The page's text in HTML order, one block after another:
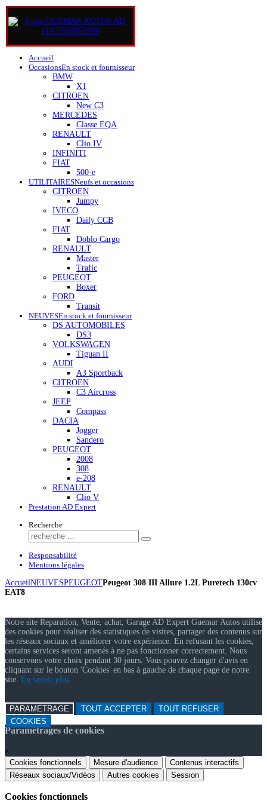
Accueil
OccasionsEn stock et fournisseur
BMW
X1
CITROEN
New C3
MERCEDES
Classe EQA
RENAULT
Clio IV
INFINITI
FIAT
500-e
UTILITAIRESNeufs et occasions
CITROEN
Jumpy
IVECO
Daily CCB
FIAT
Doblo Cargo
RENAULT
Master
Trafic
PEUGEOT
Boxer
FORD
Transit
NEUVESEn stock et fournisseur
DS AUTOMOBILES
DS3
VOLKSWAGEN
Tiguan II
AUDI
A3 Sportback
CITROEN
C3 Aircross
JEEP
Compass
DACIA
Jogger
Sandero
PEUGEOT
2008
308
e-208
RENAULT
Clio V
Prestation AD Expert
Recherche
Responsabilité
Mentions légales
AccueilNEUVESPEUGEOTPeugeot 308 III Allure 1.2L Puretech 130cv
EAT8
Notre site Reparation, Vente, achat, Garage AD Expert Guemar Autos utilise
des cookies pour réaliser des statistiques de visites, partager des contenus sur
les réseaux sociaux et améliorer votre expérience. En refusant les cookies,
certains services seront amenés à ne pas fonctionner correctement. Nous
conservons votre choix pendant 30 jours. Vous pouvez changer d'avis en
cliquant sur le bouton 'Cookies' en bas à gauche de chaque page de notre
site. En savoir plus
PARAMETRAGE TOUT ACCEPTER
TOUT REFUSER
COOKIES
Paramétrages de cookies
×
Cookies fonctionnels
Mesure d'audience
Contenus interactifs
Réseaux sociaux/Vidéos
Autres cookies Session
Cookies fonctionnels